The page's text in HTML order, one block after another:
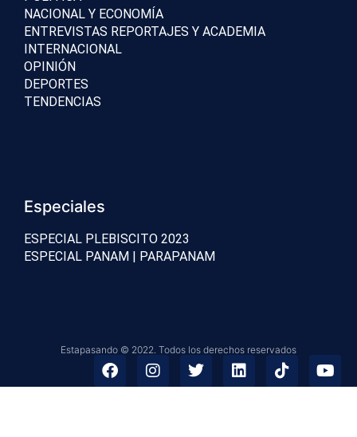
NACIONAL Y ECONOMÍA
ENTREVISTAS REPORTAJES Y ACADEMIA
INTERNACIONAL
OPINIÓN
DEPORTES
TENDENCIAS
Especiales
ESPECIAL PLEBISCITO 2023
ESPECIAL PANAM | PARAPANAM
Estapasando © 2022. Todos los derechos reservados